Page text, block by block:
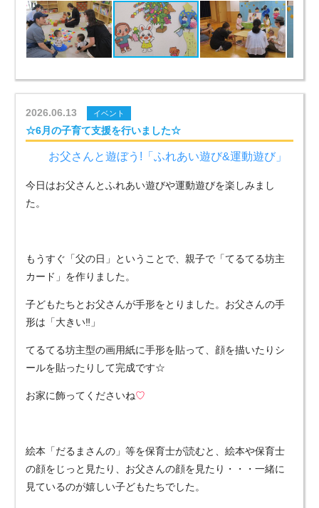
2026.06.13 イベント
☆6月の子育て支援を行いました☆
お父さんと遊ぼう!「ふれあい遊び&運動遊び」
今日はお父さんとふれあい遊びや運動遊びを楽しみまし
た。
もうすぐ「父の日」ということで、親子で「てるてる坊主
カード」を作りました。
子どもたちとお父さんが手形をとりました。お父さんの手
形は「大きい‼」
てるてる坊主型の画用紙に手形を貼って、顔を描いたりシ
ールを貼ったりして完成です☆
お家に飾ってくださいね♡
絵本「だるまさんの」等を保育士が読むと、絵本や保育士
の顔をじっと見たり、お父さんの顔を見たり・・・一緒に
見ているのが嬉しい子どもたちでした。